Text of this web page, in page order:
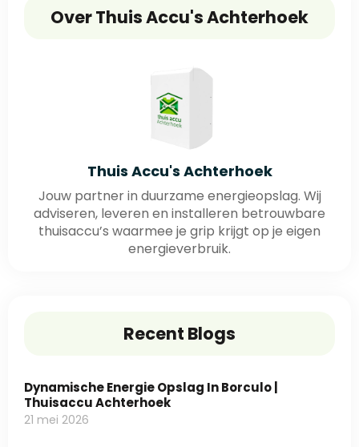
Over Thuis Accu's Achterhoek
Thuis Accu's Achterhoek
Jouw partner in duurzame energieopslag. Wij
adviseren, leveren en installeren betrouwbare
thuisaccu’s waarmee je grip krijgt op je eigen
energieverbruik.
Recent Blogs
Dynamische Energie Opslag In Borculo |
Thuisaccu Achterhoek
21 mei 2026